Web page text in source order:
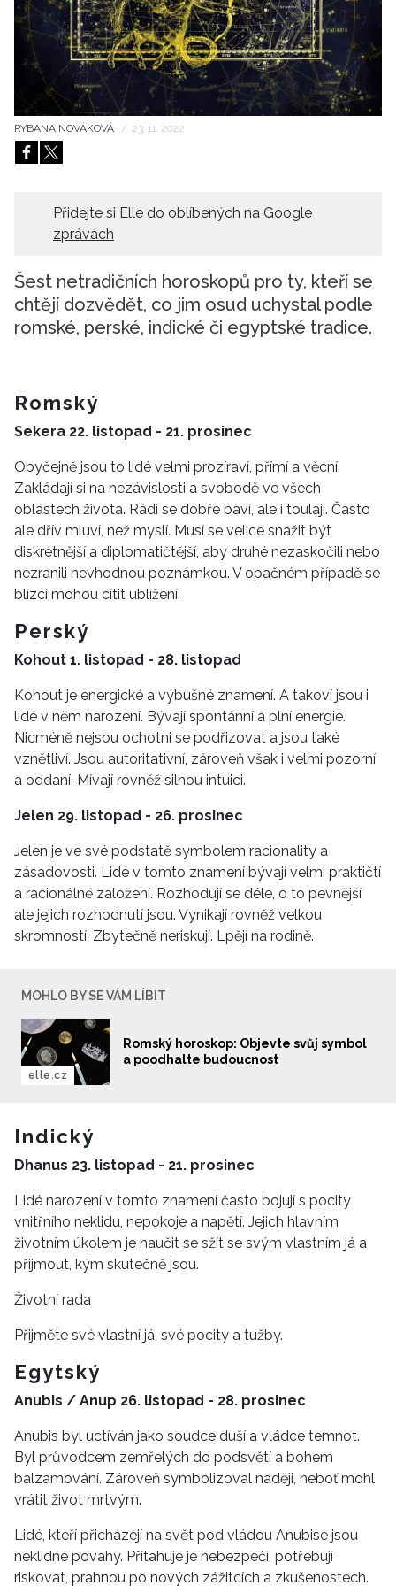
HOME
RYBANA NOVÁKOVÁ / 23. 11. 2022
Přidejte si Elle do oblíbených na Google
zprávách
Šest netradičních horoskopů pro ty, kteří se
chtějí dozvědět, co jim osud uchystal podle
romské, perské, indické či egyptské tradice.
Romský
Sekera 22. listopad - 21. prosinec
Obyčejně jsou to lidé velmi prozíraví, přímí a věcní.
Zakládají si na nezávislosti a svobodě ve všech
oblastech života. Rádi se dobře baví, ale i toulají. Často
ale dřív mluví, než myslí. Musí se velice snažit být
diskrétnější a diplomatičtější, aby druhé nezaskočili nebo
nezranili nevhodnou poznámkou. V opačném případě se
blízcí mohou cítit ublížení.
Perský
Kohout 1. listopad - 28. listopad
Kohout je energické a výbušné znamení. A takoví jsou i
lidé v něm narození. Bývají spontánní a plní energie.
Nicméně nejsou ochotni se podřizovat a jsou také
vznětliví. Jsou autoritativní, zároveň však i velmi pozorní
a oddaní. Mívají rovněž silnou intuici.
Jelen 29. listopad - 26. prosinec
Jelen je ve své podstatě symbolem racionality a
zásadovosti. Lidé v tomto znamení bývají velmi praktičtí
a racionálně založení. Rozhodují se déle, o to pevnější
ale jejich rozhodnutí jsou. Vynikají rovněž velkou
skromností. Zbytečně neriskují. Lpějí na rodině.
MOHLO BY SE VÁM LÍBIT
Romský horoskop: Objevte svůj symbol
a poodhalte budoucnost
elle.cz
Indický
Dhanus 23. listopad - 21. prosinec
Lidé narození v tomto znamení často bojují s pocity
vnitřního neklidu, nepokoje a napětí. Jejich hlavním
životním úkolem je naučit se sžít se svým vlastním já a
přijmout, kým skutečně jsou.
Životní rada
Přijměte své vlastní já, své pocity a tužby.
Egytský
Anubis / Anup 26. listopad - 28. prosinec
Anubis byl uctíván jako soudce duší a vládce temnot.
Byl průvodcem zemřelých do podsvětí a bohem
balzamování. Zároveň symbolizoval naději, neboť mohl
vrátit život mrtvým.
Lidé, kteří přicházejí na svět pod vládou Anubise jsou
neklidné povahy. Přitahuje je nebezpečí, potřebují
riskovat, prahnou po nových zážitcích a zkušenostech.